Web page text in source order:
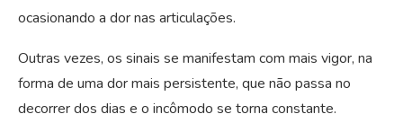
ocasionando a dor nas articulações.
Outras vezes, os sinais se manifestam com mais vigor, na
forma de uma dor mais persistente, que não passa no
decorrer dos dias e o incômodo se torna constante.